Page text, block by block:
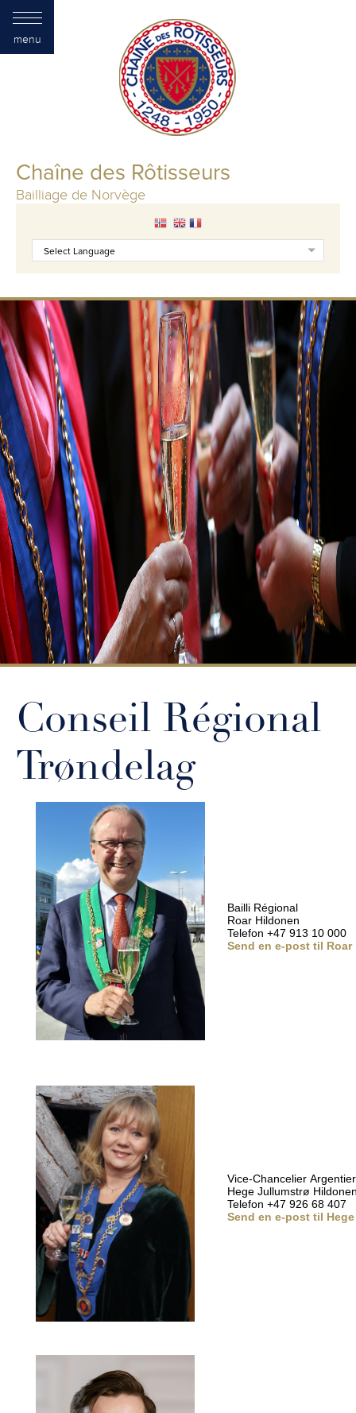
Chaîne des Rôtisseurs
Bailliage de Norvège
Conseil Régional
Trøndelag
Bailli Régional
Roar Hildonen
Telefon +47 913 10 000
Send en e-post til Roar
Vice-Chancelier Argentier
Hege Jullumstrø
Telefon +47 926 68 407
Send en e-post til Hege
menu